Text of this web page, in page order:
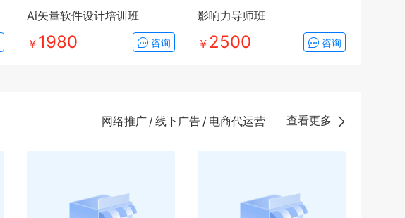
Ai矢量软件设计培训班
￥ 1980 咨询
影响力导师班
￥ 2500 咨询
网络推广 /线下广告 / 电商代运营 查看更多